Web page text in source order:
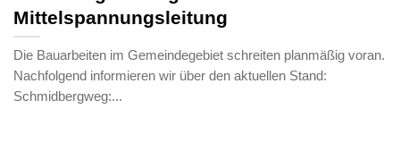
Mittelspannungsleitung
Die Bauarbeiten im Gemeindegebiet schreiten planmäßig voran.
Nachfolgend informieren wir über den aktuellen Stand:
Schmidbergweg:...